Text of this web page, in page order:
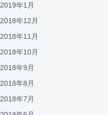
2019年1月
2018年12月
2018年11月
2018年10月
2018年9月
2018年8月
2018年7月